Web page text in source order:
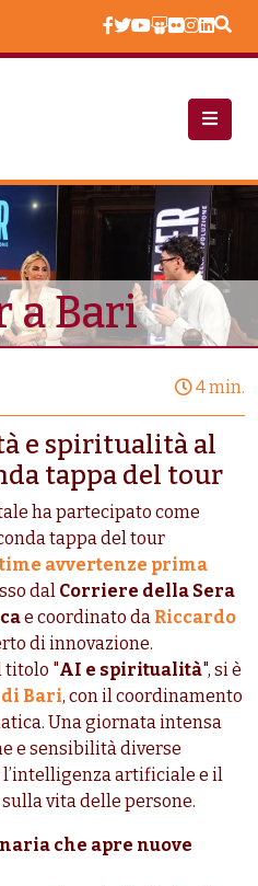
a Bari
4 min.
e spiritualità al
tappa del tour
ha partecipato come
tappa del tour
avvertenze prima
dal Corriere della Sera
e coordinato da Riccardo
di innovazione.
titolo "AI e spiritualità", si è
Bari, con il coordinamento
Una giornata intensa
e sensibilità diverse
artificiale e il
vita delle persone.
che apre nuove